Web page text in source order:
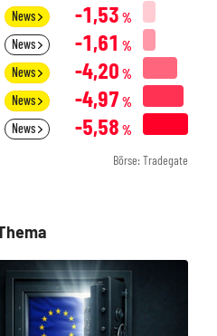
News -1,53 %
News -1,61 %
News -4,20 %
News -4,97 %
News -5,58 %
Börse: Tradegate